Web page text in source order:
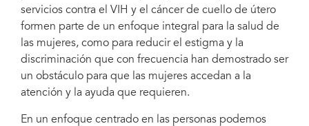
servicios contra el VIH y el cáncer de cuello de útero
formen parte de un enfoque integral para la salud de
las mujeres, como para reducir el estigma y la
discriminación que con frecuencia han demostrado ser
un obstáculo para que las mujeres accedan a la
atención y la ayuda que requieren.
En un enfoque centrado en las personas podemos